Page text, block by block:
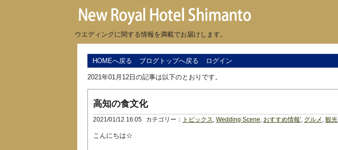
ウエディングに関する情報を満載でお届けします。
HOMEへ戻る ブログトップへ戻る ログイン
2021年01月12日の記事は以下のとおりです。
高知の食文化
2021/01/12 16:05 カテゴリー： トピックス Wedding Scene おすすめ情報' グルメ 観光
こんにちは☆